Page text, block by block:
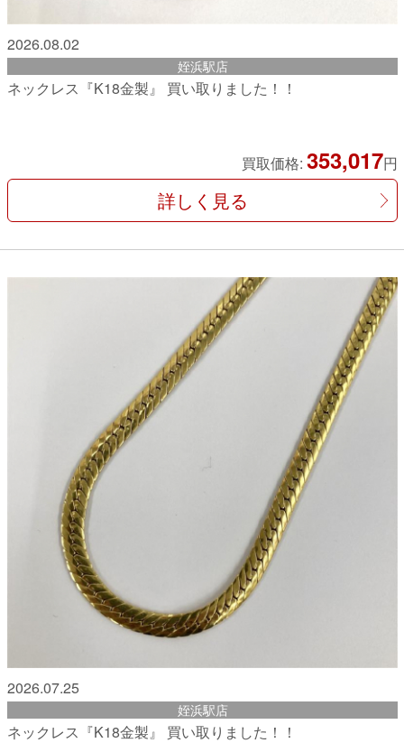
2026.08.02
姪浜駅店
ネックレス『K18金製』 買い取りました！！
買取価格: 353,017円
詳しく見る
2026.07.25
姪浜駅店
ネックレス『K18金製』 買い取りました！！